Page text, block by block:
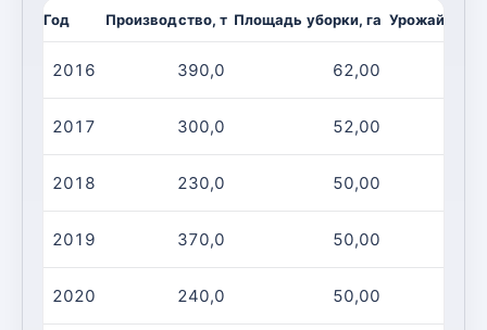
Год Производство, т Площадь уборки, га
2016 390,0 62,00
2017 300,0 52,00
2018 230,0 50,00
2019 370,0 50,00
2020 240,0 50,00